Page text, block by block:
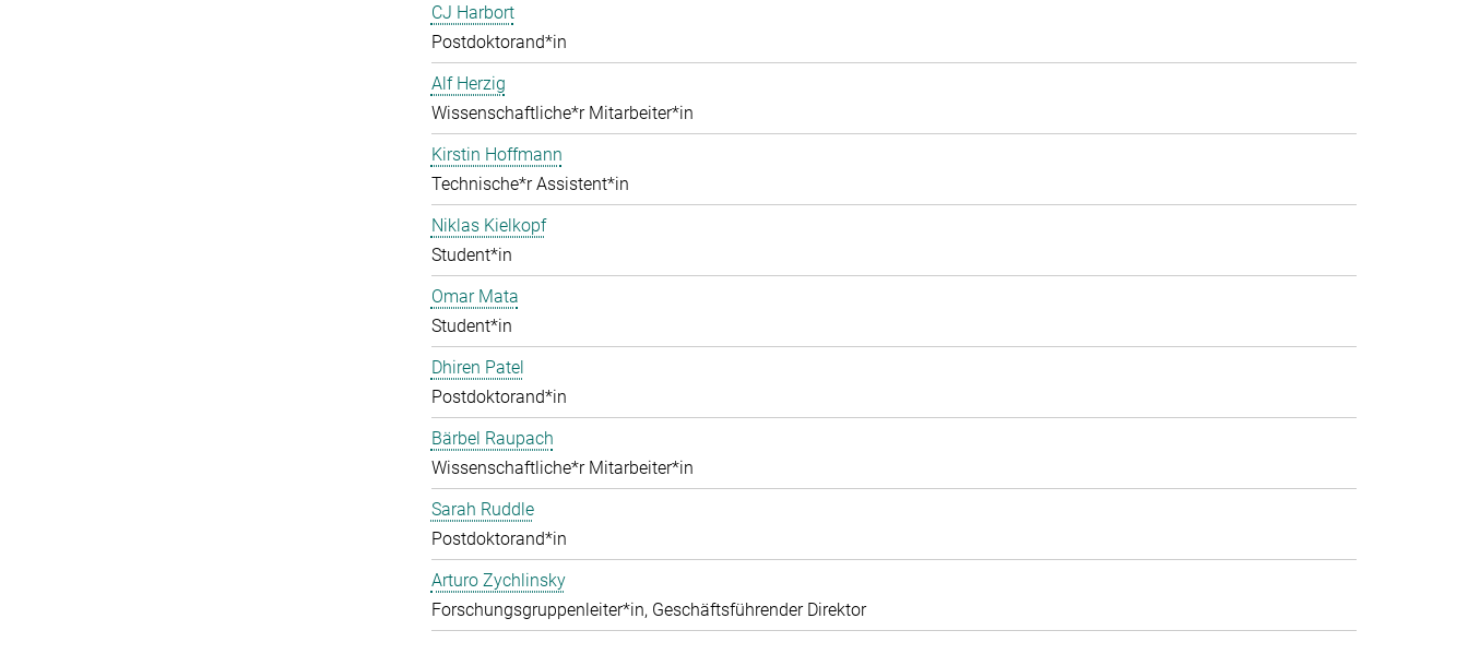
CJ Harbort
Postdoktorand*in
Alf Herzig
Wissenschaftliche*r Mitarbeiter*in
Kirstin Hoffmann
Technische*r Assistent*in
Niklas Kielkopf
Student*in
Omar Mata
Student*in
Dhiren Patel
Postdoktorand*in
Bärbel Raupach
Wissenschaftliche*r Mitarbeiter*in
Sarah Ruddle
Postdoktorand*in
Arturo Zychlinsky
Forschungsgruppenleiter*in, Geschäftsführender Direktor